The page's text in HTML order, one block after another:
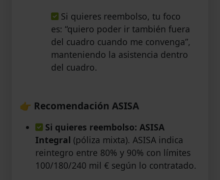
Si quieres reembolso, tu foco
es: “quiero poder ir también fuera
del cuadro cuando me convenga”,
manteniendo la asistencia dentro
del cuadro.
👉 Recomendación ASISA
Si quieres reembolso: ASISA
Integral (póliza mixta). ASISA indica
reintegro entre 80% y 90% con límites
100/180/240 mil € según lo contratado.